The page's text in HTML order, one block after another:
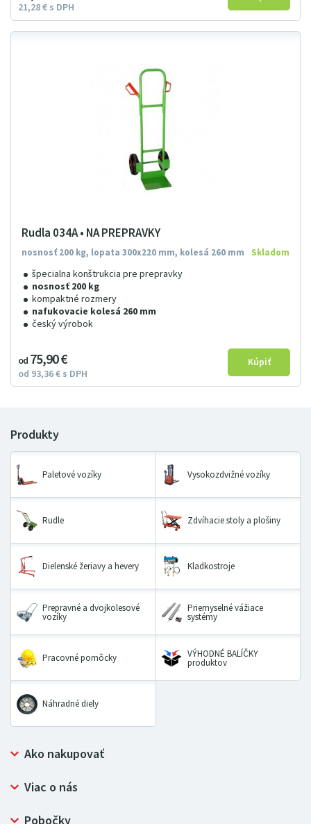
21 28€ s DPH
Rudla 034A • NA PREPRAVKY
nosnosť 200 kg, lopata 300x220 mm, kolesá 260 mm
špecialna konštrukcia pre prepravky
nosnosť 200 kg
kompaktné rozmery
nafukovacie kolesá 260 mm
český výrobok
Skladom
od 75 90€
od 93 36€ s DPH
Paletové vozíky Vysokozdvižné vozíky
Rudle Zdvíhacie stoly a plošiny
Dielenské žeriavy a hevery Kladkostroje
Prepravné a dvojkolesové
vozíky
Priemyselné vážiace
systémy
Pracovné pomôcky VÝHODNÉ BALÍČKY
produktov
Náhradné diely
Ako nakupovať
Prečo nakupovať u LUGERO
Ochrana osobných údajov
Viac o nás
Bezpečný nákup